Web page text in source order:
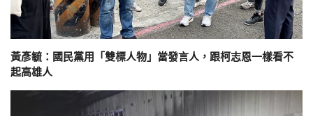
黃彥毓：國民黨用「雙標人物」當發言人，跟柯志恩一樣看不
起高雄人